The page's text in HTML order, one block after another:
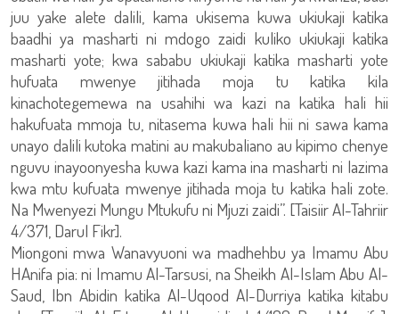
juu yake alete dalili, kama ukisema kuwa ukiukaji katika
baadhi ya masharti ni mdogo zaidi kuliko ukiukaji katika
masharti yote; kwa sababu ukiukaji katika masharti yote
hufuata mwenye jitihada moja tu katika kila
kinachotegemewa na usahihi wa kazi na katika hali hii
hakufuata mmoja tu, nitasema kuwa hali hii ni sawa kama
unayo dalili kutoka matini au makubaliano au kipimo chenye
nguvu inayoonyesha kuwa kazi kama ina masharti ni lazima
kwa mtu kufuata mwenye jitihada moja tu katika hali zote.
Na Mwenyezi Mungu Mtukufu ni Mjuzi zaidi”. [Taisiir Al-Tahriir
4/371, Darul Fikr].
Miongoni mwa Wanavyuoni wa madhehbu ya Imamu Abu
HAnifa pia: ni Imamu Al-Tarsusi, na Sheikh Al-Islam Abu Al-
Saud, Ibn Abidin katika Al-Uqood Al-Durriya katika kitabu